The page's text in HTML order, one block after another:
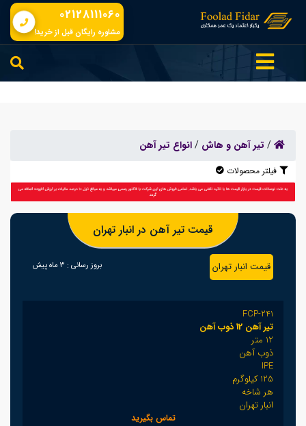
02128111060
مشاوره رایگان قبل از خرید!
/ تیر آهن و هاش /انواع تیر آهن
فیلتر محصولات
قیمت تیر آهن در انبار تهران
قیمت انبار تهران بروز رسانی : 3 ماه پیش
FCP-241
تیر آهن 12 ذوب آهن
12 متر
ذوب آهن
IPE
125 کیلوگرم
هر شاخه
انبار تهران
تماس بگیرید